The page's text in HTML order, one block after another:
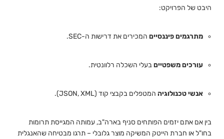
היבט של הפרויקט:
מתרגמים פיננסיים המכירים את דרישות ה-SEC.
עורכים משפטייםבעלי השכלה רלוונטית.
אנשי טכנולוגיה המטפלים בקבצי קוד (JSON, XML).
בין אם אתם יזמים הפותחים סניף בארה"ב, עמותה המגייסת תרומות
בחו"ל או חברת הייטק המשיקה מוצר גלובלי – תרגו מבטיחה שהאנגלית